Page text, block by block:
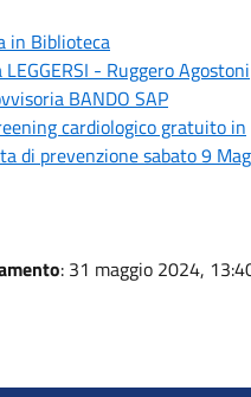
in Biblioteca
- Ruggero Agostoni
BANDO SAP
cardiologico gratuito in
di prevenzione sabato 9
: 31 maggio 2024,